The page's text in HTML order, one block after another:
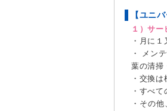
【ユニ
１）サ
・月に
・ メン
葉の清掃
・交換
・すべ
・その